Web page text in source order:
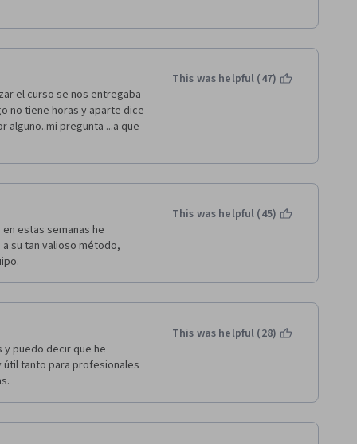
el curso se nos entregaba
no tiene horas y aparte dice
alguno..mi pregunta ...a que
This was helpful (47)
estas semanas he
a su tan valioso método,
This was helpful (45)
y puedo decir que he
útil tanto para profesionales
This was helpful (28)